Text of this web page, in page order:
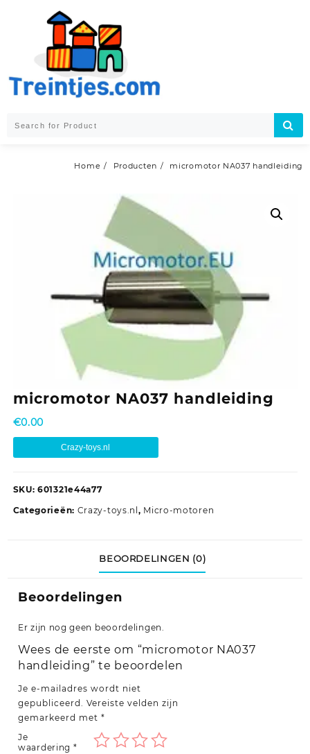
Home Producten micromotor NA037 handleiding
micromotor NA037 handleiding
€0.00
Crazy-toys.nl
SKU: 601321e44a77
Categorieën: Crazy-toys.nl, Micro-motoren
BEOORDELINGEN (0)
Beoordelingen
Er zijn nog geen beoordelingen.
Wees de eerste om “micromotor NA037
handleiding” te beoordelen
Je e-mailadres wordt niet
gepubliceerd. Vereiste velden zijn
gemarkeerd met *
Je
waardering *